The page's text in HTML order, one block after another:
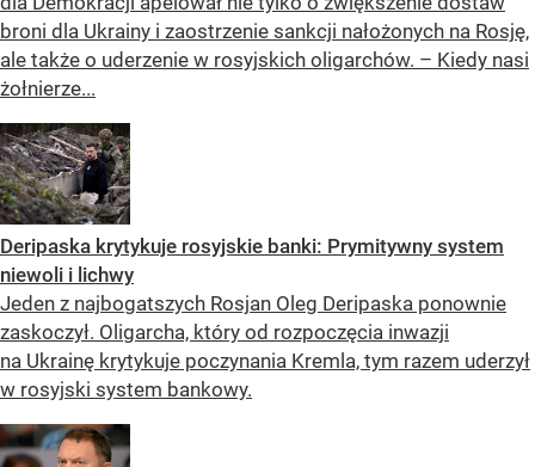
broni dla Ukrainy i zaostrzenie sankcji nałożonych na Rosję,
ale także o uderzenie w rosyjskich oligarchów. – Kiedy nasi
żołnierze...
Deripaska krytykuje rosyjskie banki: Prymitywny system
niewoli i lichwy
Jeden z najbogatszych Rosjan Oleg Deripaska ponownie
zaskoczył. Oligarcha, który od rozpoczęcia inwazji
na Ukrainę krytykuje poczynania Kremla, tym razem uderzył
w rosyjski system bankowy.